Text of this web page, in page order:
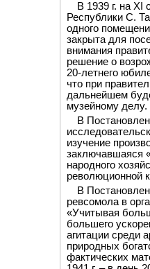
В 1939 г. на
Республики С.
одного
закрыта для
внимания
решение о
20-летнего
что при
дальнейшем
музейному делу.
В
изучение
заключавшаяся
народного
революционной
В
ревсомола в
«Учитывая
большего
агитации среди
природных
фактических